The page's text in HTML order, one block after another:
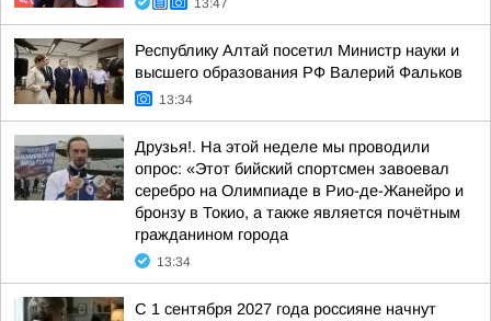
13:47
Республику Алтай посетил Министр науки и
высшего образования РФ Валерий Фальков
13:34
Друзья!. На этой неделе мы проводили
опрос: «Этот бийский спортсмен завоевал
серебро на Олимпиаде в Рио-де-Жанейро и
бронзу в Токио, а также является почётным
гражданином города
13:34
С 1 сентября 2027 года россияне начнут